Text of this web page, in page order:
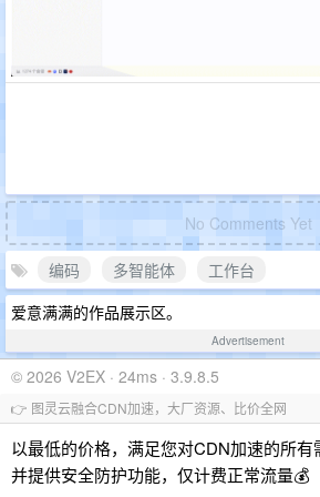
No Comments Yet
编码 多智能体
工作台
爱意满满的作品展示区。
Advertisement
© 2026 V2EX · 24ms · 3.9.8.5
👉 图灵云融合CDN加速，大厂资源、比价全网
以最低的价格，满足您对CDN加速的所有
并提供安全防护功能，仅计费正常流量💰